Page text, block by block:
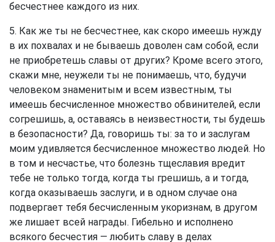
бесчестнее каждого из них.
5. Как же ты не бесчестнее, как скоро имеешь нужду
в их похвалах и не бываешь доволен сам собой, если
не приобретешь славы от других? Кроме всего этого,
скажи мне, неужели ты не понимаешь, что, будучи
человеком знаменитым и всем известным, ты
имеешь бесчисленное множество обвинителей, если
согрешишь, а, оставаясь в неизвестности, ты будешь
в безопасности? Да, говоришь ты: за то и заслугам
моим удивляется бесчисленное множество людей. Но
в том и несчастье, что болезнь тщеславия вредит
тебе не только тогда, когда ты грешишь, а и тогда,
когда оказываешь заслуги, и в одном случае она
подвергает тебя бесчисленным укоризнам, в другом
же лишает всей награды. Гибельно и исполнено
всякого бесчестия — любить славу в делах